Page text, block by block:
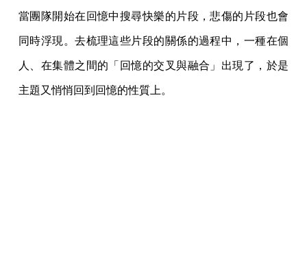
當團隊開始在回憶中搜尋快樂的片段，悲傷的片段也會
同時浮現。去梳理這些片段的關係的過程中，一種在個
人、在集體之間的「回憶的交叉與融合」出現了，於是
主題又悄悄回到回憶的性質上。